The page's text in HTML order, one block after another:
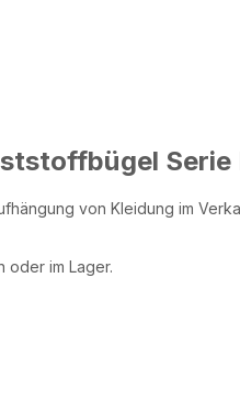
Serie
von Kleidung im
oder im Lager.